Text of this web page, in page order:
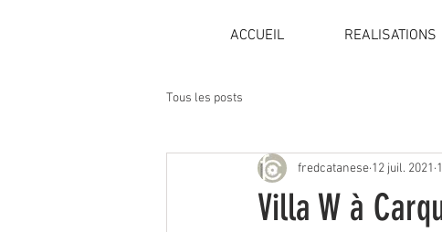
ACCUEIL REALISATIONS
Tous les posts
Villa W à
fredcatanese 12 juil. 2021